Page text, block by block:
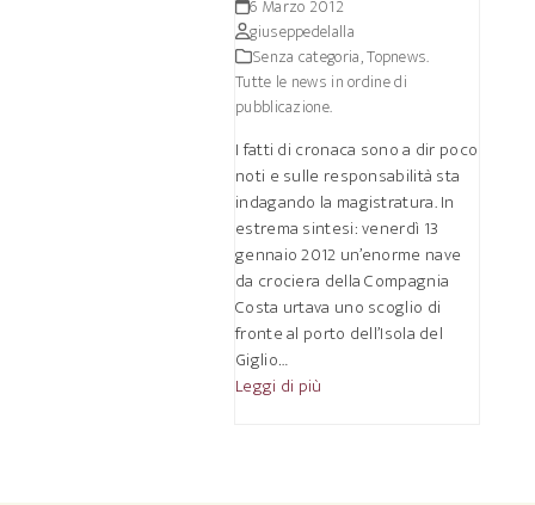
6 Marzo 2012
giuseppedelalla
Senza categoria,Topnews.
Tutte le news in ordine di
pubblicazione.
I fatti di cronaca sono a dir poco
noti e sulle responsabilità sta
indagando la magistratura. In
estrema sintesi: venerdì 13
gennaio 2012 un’enorme nave
da crociera della Compagnia
Costa urtava uno scoglio di
fronte al porto dell’Isola del
Giglio…
Leggi di più